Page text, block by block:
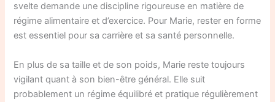
svelte demande une discipline rigoureuse en matière de
régime alimentaire et d’exercice. Pour Marie, rester en forme
est essentiel pour sa carrière et sa santé personnelle.
En plus de sa taille et de son poids, Marie reste toujours
vigilant quant à son bien-être général. Elle suit
probablement un régime équilibré et pratique régulièrement